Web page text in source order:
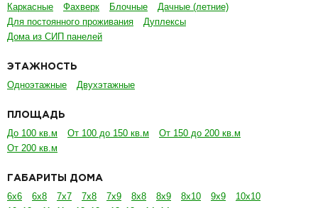
Каркасные Фахверк Блочные
Дачные (летние)
Для постоянного проживания
Дуплексы
Дома из СИП панелей
ЭТАЖНОСТЬ
Одноэтажные Двухэтажные
ПЛОЩАДЬ
До 100 кв.м От 100 до 150 кв.м
От 150 до 200 кв.м
От 200 кв.м
ГАБАРИТЫ ДОМА
6х6 6х8 7х7 7х8 7х9 8х8 8х9 8х10 9х9
10х10